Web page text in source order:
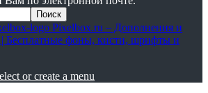
Pixelbox.ru – Дополнения и
Бесплатные фоны, кисти, шрифты и
or create a menu